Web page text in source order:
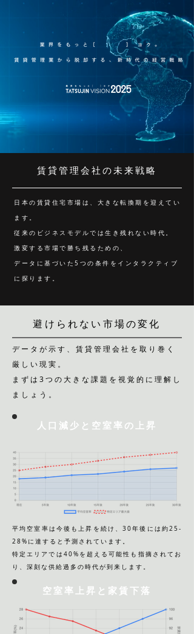
賃貸管理会社の未来戦略
日本の賃貸住宅市場は、大きな転換期を迎えてい
ます。
従来のビジネスモデルでは生き残れない時代。
激変する市場で勝ち残るための、
データに基づいた5つの条件をインタラクティブ
に探ります。
避けられない市場の変化
データが示す、賃貸管理会社を取り巻く
厳しい現実。
まずは3つの大きな課題を視覚的に理解し
ましょう。
人口減少と空室率の上昇
平均空室率は今後も上昇を続け、30年後には約25-
28%に達すると予測されています。
特定エリアでは40%を超える可能性も指摘されてお
り、深刻な供給過多の時代が到来します。
空室率上昇と家賃下落